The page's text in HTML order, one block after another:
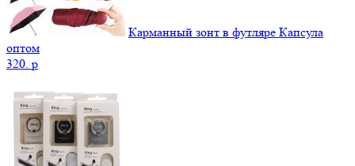
Карманный зонт в футляре Капсула
оптом
320. p